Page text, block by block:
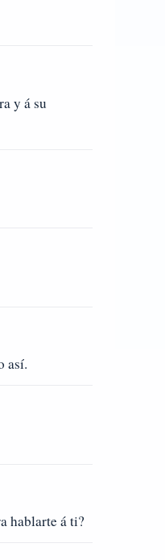
y á su
así.
hablarte á ti?